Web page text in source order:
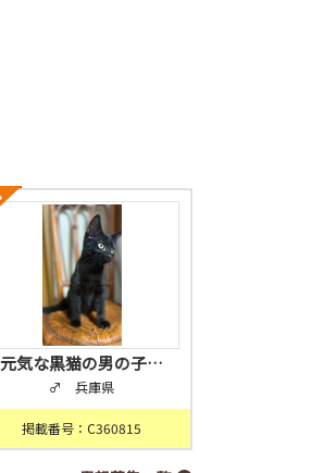
元気な黒猫の男の子…
♂ 兵庫県
掲載番号：C360815